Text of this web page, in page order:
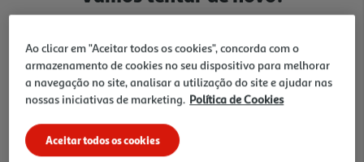
Ir para Homepage
Ao clicar em "Aceitar todos os cookies", concorda com o
armazenamento de cookies no seu dispositivo para melhorar
a navegação no site, analisar a utilização do site e ajudar nas
nossas iniciativas de marketing. Política de Cookies
Aceitar todos os cookies